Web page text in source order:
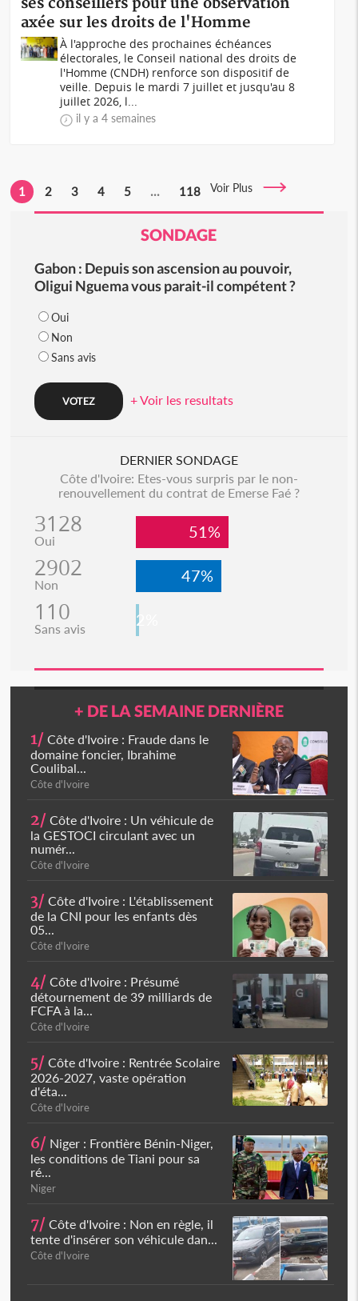
axée sur les droits de l'Homme
À l'approche des prochaines échéances
électorales, le Conseil national des droits de
l'Homme (CNDH) renforce son dispositif de
veille. Depuis le mardi 7 juillet et jusqu'au 8
juillet 2026, l...
il y a 4 semaines
1 2 3 4 5 ... 118 Voir Plus
SONDAGE
Gabon : Depuis son ascension au pouvoir,
Oligui Nguema vous parait-il compétent ?
Oui
Non
Sans avis
+ Voir les resultats
DERNIER SONDAGE
Côte d'Ivoire: Etes-vous surpris par le non-
renouvellement du contrat de Emerse Faé ?
3128
Oui 51%
2902
Non 47%
110
Sans avis 2%
+ DE LA SEMAINE DERNIÈRE
1/ Côte d'Ivoire : Fraude dans le
domaine foncier, Ibrahime
Coulibal...
Côte d'Ivoire
2/ Côte d'Ivoire : Un véhicule de
la GESTOCI circulant avec un
numér...
Côte d'Ivoire
3/ Côte d'Ivoire : L'établissement
de la CNI pour les enfants dès
05...
Côte d'Ivoire
4/ Côte d'Ivoire : Présumé
détournement de 39 milliards de
FCFA à la...
Côte d'Ivoire
5/ Côte d'Ivoire : Rentrée Scolaire
2026-2027, vaste opération
d'éta...
Côte d'Ivoire
6/ Niger : Frontière Bénin-Niger,
les conditions de Tiani pour sa
ré...
Niger
7/ Côte d'Ivoire : Non en règle, il
tente d'insérer son véhicule dan...
Côte d'Ivoire